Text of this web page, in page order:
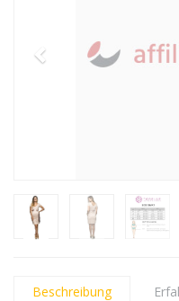
Beschreibung